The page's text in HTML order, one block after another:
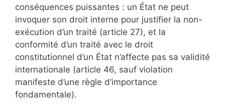
conséquences puissantes : un État ne peut
invoquer son droit interne pour justifier la non-
exécution d’un traité (article 27), et la
conformité d’un traité avec le droit
constitutionnel d’un État n’affecte pas sa validité
internationale (article 46, sauf violation
manifeste d’une règle d’importance
fondamentale).